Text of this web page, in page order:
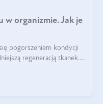
w organizmie. Jak je
pogorszeniem kondycji
regeneracją tkanek.